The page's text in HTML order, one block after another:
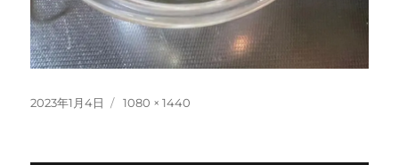
投
2023年1月4日
フ
1080 × 1440